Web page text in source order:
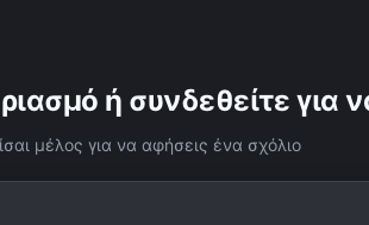
ή συνδεθείτε για
μέλος για να αφήσεις ένα σχόλιο